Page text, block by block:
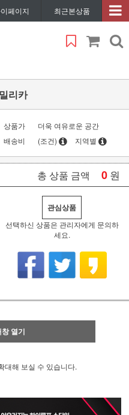
페이지 최근본상품
리카
상품가
더욱 여유로운 공간
배송비
(조건) 지역별
총 상품 금액 0 원
관심상품
선택하신 상품은 관리자에게 문의하
세요.
열기
대해 보실 수 있습니다.